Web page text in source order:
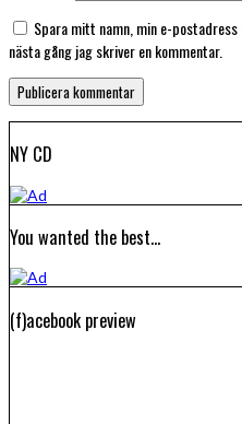
Spara mitt namn, min e-
nästa gång jag skriver en kommentar.
NY CD
You wanted the best…
(f)acebook preview